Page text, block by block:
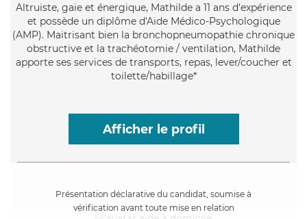
Altruiste, gaie et énergique, Mathilde a 11 ans d'expérience
et possède un diplôme d'Aide Médico-Psychologique
(AMP). Maitrisant bien la bronchopneumopathie chronique
obstructive et la trachéotomie / ventilation, Mathilde
apporte ses services de transports, repas, lever/coucher et
toilette/habillage*
Afficher le profil
Présentation déclarative du candidat, soumise à
vérification avant toute mise en relation